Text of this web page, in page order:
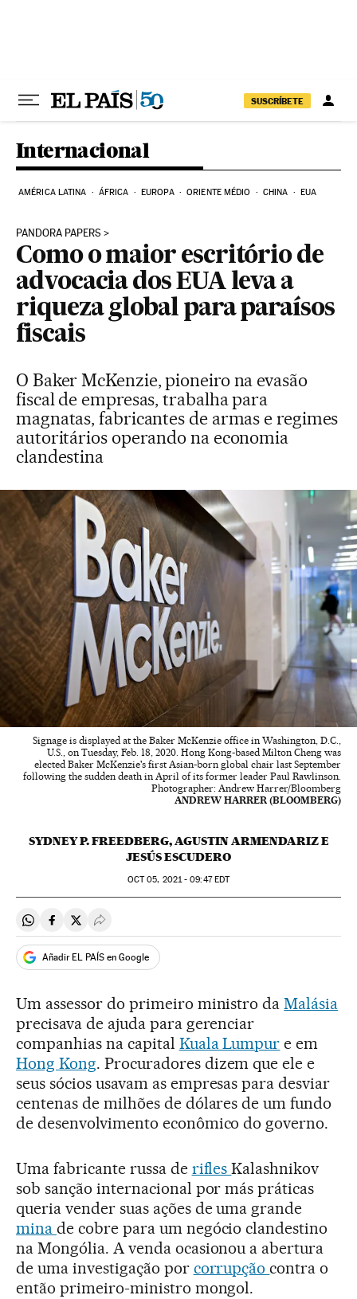
SUSCRÍBETE
Internacional
AMÉRICA LATINA ÁFRICA EUROPA ORIENTE MÉDIO CHINA EUA
PANDORA PAPERS
Como o maior escritório de
advocacia dos EUA leva a
riqueza global para paraísos
fiscais
O Baker McKenzie, pioneiro na evasão
fiscal de empresas, trabalha para
magnatas, fabricantes de armas e regimes
autoritários operando na economia
clandestina
Signage is displayed at the Baker McKenzie office in Washington, D.C.,
U.S., on Tuesday, Feb. 18, 2020. Hong Kong-based Milton Cheng was
elected Baker McKenzie's first Asian-born global chair last September
following the sudden death in April of its former leader Paul Rawlinson.
Photographer: Andrew Harrer/Bloomberg
ANDREW HARRER (BLOOMBERG)
SYDNEY P. FREEDBERG, AGUSTIN ARMENDARIZ E
JESÚS ESCUDERO
OCT05, 2021 - 09:47EDT
Compartir en Whatsapp
Compartir en Facebook
Compartir en Twitter
Desplegar Redes Sociales
Añadir EL PAÍS en Google
Um assessor do primeiro ministro daMalásia
precisava de ajuda para gerenciar
companhias na capital Kuala Lumpur e em
Hong Kong. Procuradores dizem que ele e
seus sócios usavam as empresas para desviar
centenas de milhões de dólares de um fundo
de desenvolvimento econômico do governo.
Uma fabricante russa de riflesKalashnikov
sob sanção internacional por más práticas
queria vender suas ações de uma grande
mina de cobre para um negócio clandestino
na Mongólia. A venda ocasionou a abertura
de uma investigação por corrupçãocontra o
então primeiro-ministro mongol.